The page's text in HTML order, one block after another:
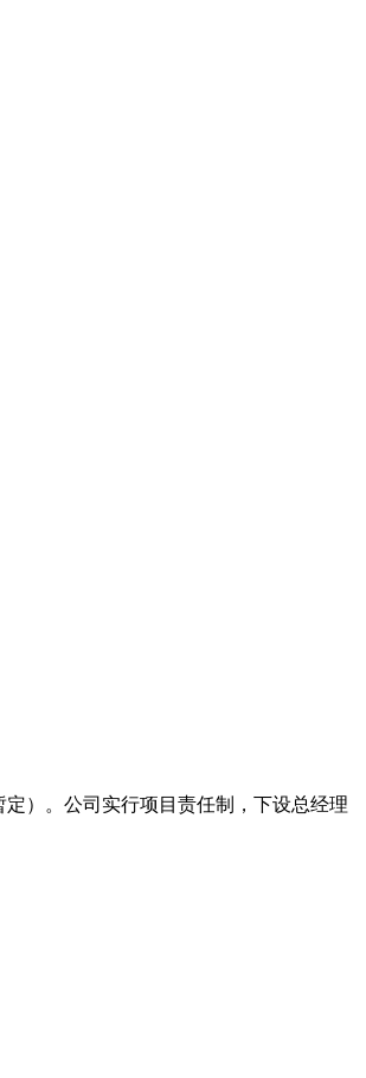
）。公司实行项目责任制，下设总经理